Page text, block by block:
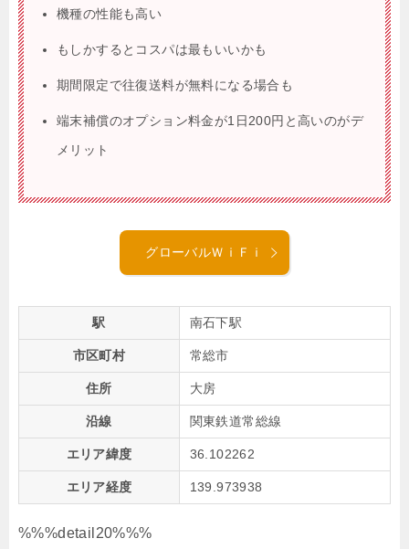
機種の性能も高い
もしかするとコスパは最もいいかも
期間限定で往復送料が無料になる場合も
端末補償のオプション料金が1日200円と高いのがデ
メリット
グローバルＷｉＦｉ
駅 南石下駅
市区町村 常総市
住所 大房
沿線 関東鉄道常総線
エリア緯度 36.102262
エリア経度 139.973938
%%%detail20%%%